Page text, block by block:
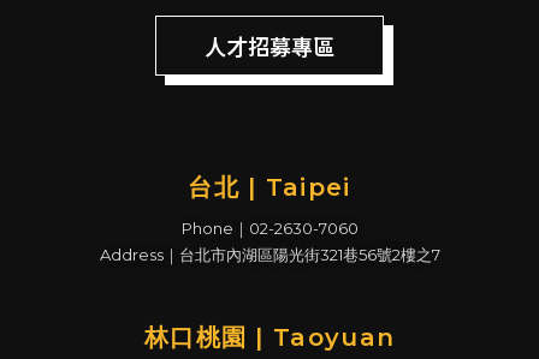
人才招募專區
台北 | Taipei
Phone｜02-2630-7060
Address｜台北市內湖區陽光街321巷56號2樓之7
林口桃園 | Taoyuan